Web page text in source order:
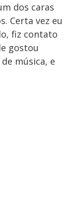
dos caras
Certa vez eu
fiz contato
gostou
música, e